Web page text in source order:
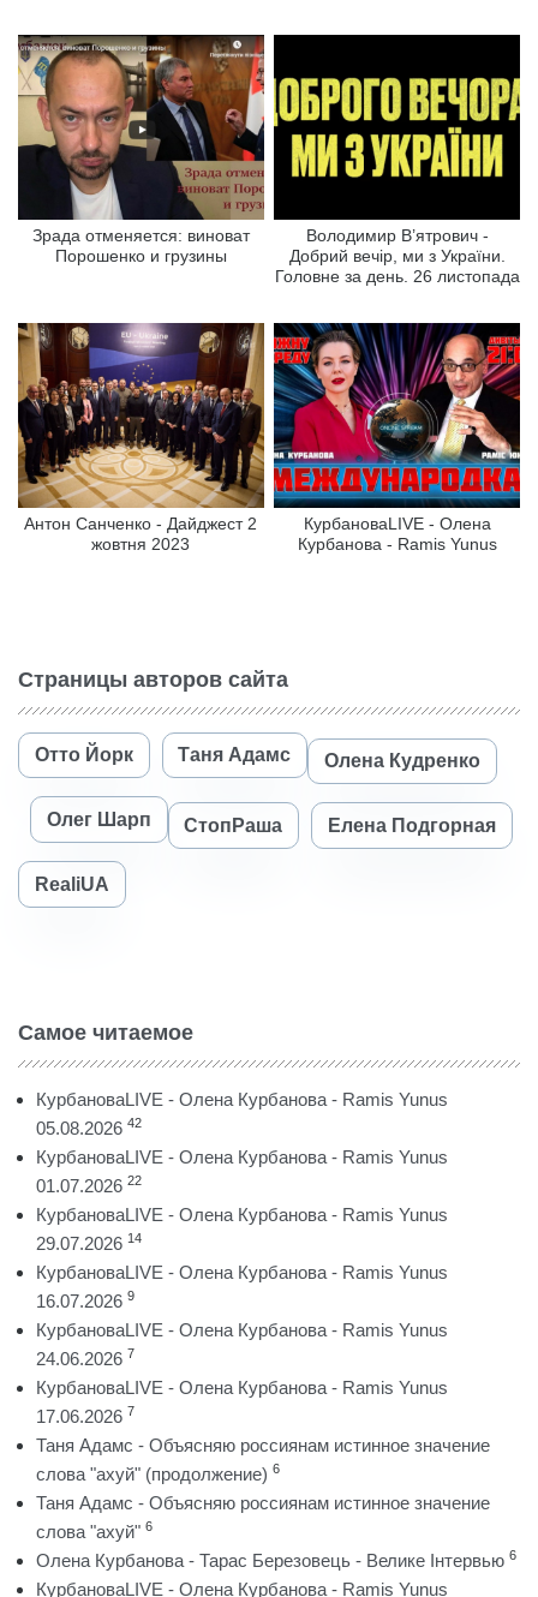
Зрада отменяется: виноват
Порошенко и грузины
Володимир В’ятрович -
Добрий вечір, ми з України.
Головне за день. 26 листопада
Антон Санченко - Дайджест 2
жовтня 2023
КурбановаLIVE - Олена
Курбанова - Ramis Yunus
Страницы авторов сайта
Отто Йорк Таня Адамс Олена Кудренко
Олег Шарп СтопРаша Елена Подгорная
RealiUA
Самое читаемое
КурбановаLIVE - Олена Курбанова - Ramis Yunus
05.08.2026 42
КурбановаLIVE - Олена Курбанова - Ramis Yunus
01.07.2026 22
КурбановаLIVE - Олена Курбанова - Ramis Yunus
29.07.2026 14
КурбановаLIVE - Олена Курбанова - Ramis Yunus
16.07.2026 9
КурбановаLIVE - Олена Курбанова - Ramis Yunus
24.06.2026 7
КурбановаLIVE - Олена Курбанова - Ramis Yunus
17.06.2026 7
Таня Адамс - Объясняю россиянам истинное значение
слова "ахуй" (продолжение) 6
Таня Адамс - Объясняю россиянам истинное значение
слова "ахуй" 6
Олена Курбанова - Тарас Березовець - Велике Інтервью 6
КурбановаLIVE - Олена Курбанова - Ramis Yunus